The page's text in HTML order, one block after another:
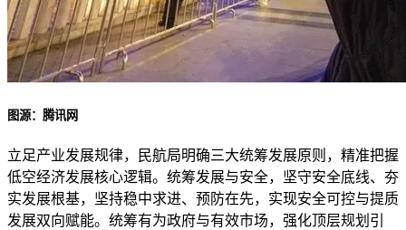
图源：腾讯网
立足产业发展规律，民航局明确三大统筹发展原则，精准把握
低空经济发展核心逻辑。统筹发展与安全，坚守安全底线、夯
实发展根基，坚持稳中求进、预防在先，实现安全可控与提质
发展双向赋能。统筹有为政府与有效市场，强化顶层规划引